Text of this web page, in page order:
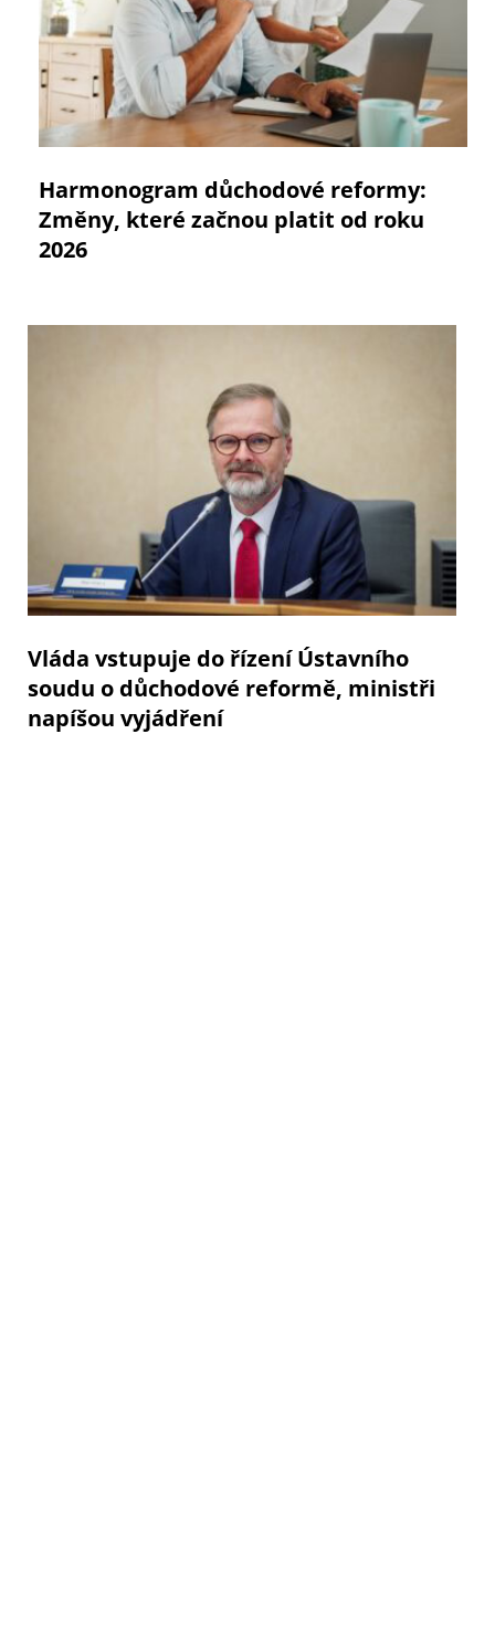
Harmonogram důchodové reformy:
Změny, které začnou platit od roku
2026
Vláda vstupuje do řízení Ústavního
soudu o důchodové reformě, ministři
napíšou vyjádření